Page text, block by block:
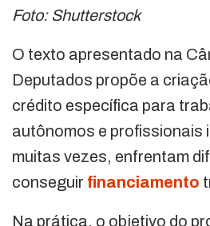
Foto: Shutterstock
O texto apresentado na
Deputados propõe a
crédito específica para
autônomos e profissionais
muitas vezes, enfrentam
conseguir financiamento
Na prática, o objetivo do